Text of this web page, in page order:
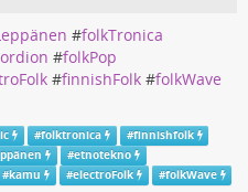
#folkTronica
#folkPop
#finnishFolk #folkWave
#folktronica #finnishfolk
#etnotekno
#kamu #electroFolk #folkWave